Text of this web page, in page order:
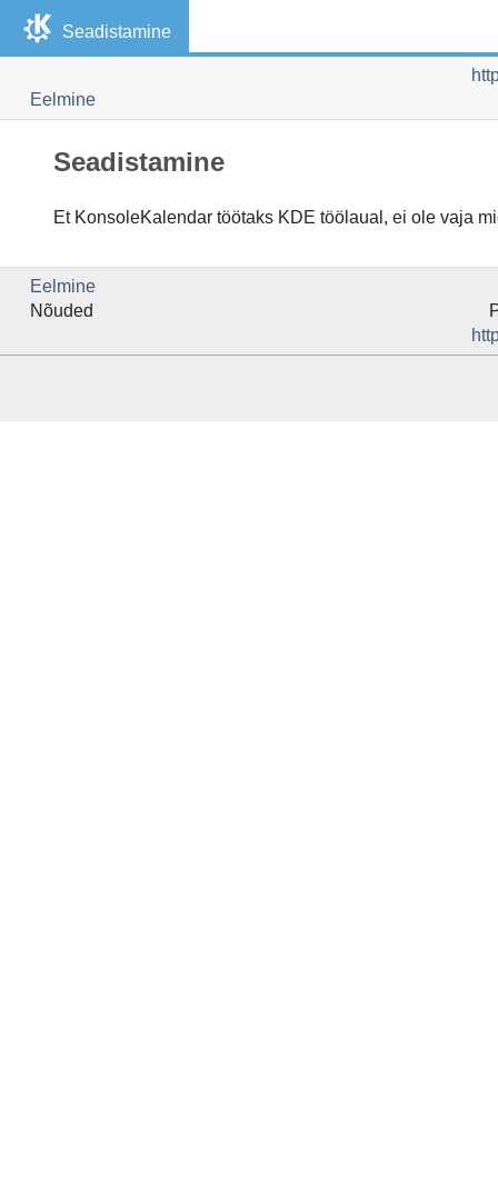
Seadistamine
Eelmine
Seadistamine
Et KonsoleKalendar töötaks KDE töölaual, ei ole vaja
Eelmine
Nõuded